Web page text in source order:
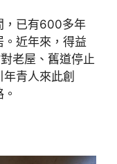
，已有600多年
近年來，得益
老屋、舊道停止
青人來此創